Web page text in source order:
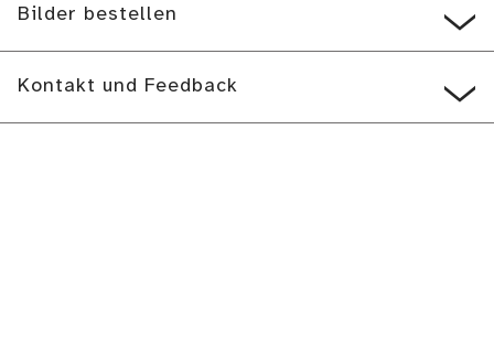
Bilder bestellen
Kontakt und Feedback